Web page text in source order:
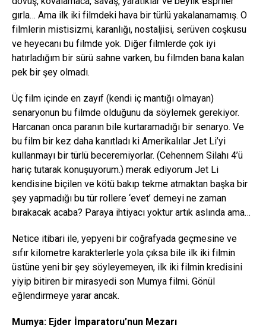
gırla… Ama ilk iki filmdeki hava bir türlü yakalanamamış. O
filmlerin mistisizmi, karanlığı, nostaljisi, serüven coşkusu
ve heyecanı bu filmde yok. Diğer filmlerde çok iyi
hatırladığım bir sürü sahne varken, bu filmden bana kalan
pek bir şey olmadı.
Üç film içinde en zayıf (kendi iç mantığı olmayan)
senaryonun bu filmde olduğunu da söylemek gerekiyor.
Harcanan onca paranın bile kurtaramadığı bir senaryo. Ve
bu film bir kez daha kanıtladı ki Amerikalılar Jet Li’yi
kullanmayı bir türlü beceremiyorlar. (Cehennem Silahı 4’ü
hariç tutarak konuşuyorum.) merak ediyorum Jet Li
kendisine biçilen ve kötü bakıp tekme atmaktan başka bir
şey yapmadığı bu tür rollere ‘evet’ demeyi ne zaman
bırakacak acaba? Paraya ihtiyacı yoktur artık aslında ama…
Netice itibari ile, yepyeni bir coğrafyada geçmesine ve
sıfır kilometre karakterlerle yola çıksa bile ilk iki filmin
üstüne yeni bir şey söyleyemeyen, ilk iki filmin kredisini
yiyip bitiren bir mirasyedi son Mumya filmi. Gönül
eğlendirmeye yarar ancak.
Mumya: Ejder İmparatoru’nun Mezarı